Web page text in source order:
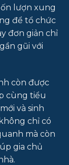
lượn xung
để tổ chức
đơn giản chỉ
gũi với
còn được
cùng tiểu
và sinh
chỉ có
mà còn
gia chủ